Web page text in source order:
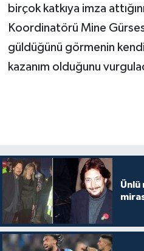
birçok katkıya imza
Koordinatörü Mine
güldüğünü görmenin
kazanım olduğunu
Ünlü